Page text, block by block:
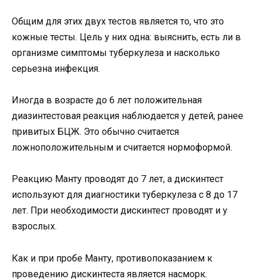
Общим для этих двух тестов является то, что это
кожные тесты. Цель у них одна: выяснить, есть ли в
организме симптомы туберкулеза и насколько
серьезна инфекция.
Иногда в возрасте до 6 лет положительная
диазинтестовая реакция наблюдается у детей, ранее
привитых БЦЖ. Это обычно считается
ложноположительным и считается нормоформой.
Реакцию Манту проводят до 7 лет, а дискинтест
используют для диагностики туберкулеза с 8 до 17
лет. При необходимости дискинтест проводят и у
взрослых.
Как и при пробе Манту, противопоказанием к
проведению дискинтеста является насморк.